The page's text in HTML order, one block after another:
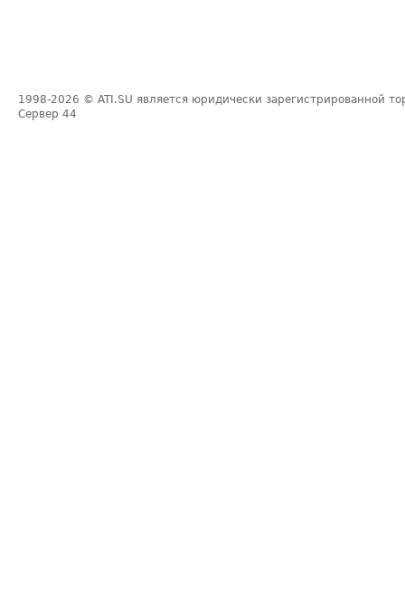
1998-2026 © ATI.SU является юридически зарегистрированной
Сервер 44